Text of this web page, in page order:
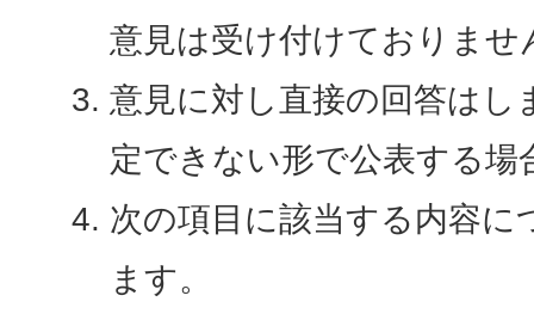
意見は受け付けておりませ
意見に対し直接の回答はし
定できない形で公表する場
次の項目に該当する内容に
ます。